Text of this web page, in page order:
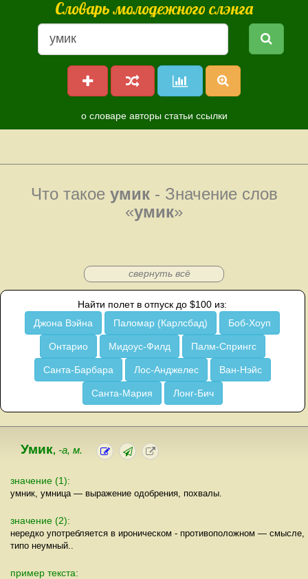
Словарь молодежного слэнга
о словаре авторы статьи ссылки
Что такое умик- Значение слов
«умик»
свернуть всё
Найти полет в отпуск до $100 из:
Джона Вэйна
Паломар (Карлсбад) Боб-Хоуп
Онтарио Мидоус-Филд Палм-Спрингс
Санта-Барбара Лос-Анджелес Ван-Нэйс
Санта-Мария Лонг-Бич
Умик, -а, м.
значение (1):
умник, умница — выражение одобрения, похвалы.
значение (2):
нередко употребляется в ироническом - противоположном — смысле,
типо неумный..
пример текста: